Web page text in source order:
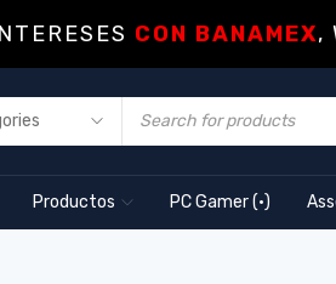
CON BANAMEX,
Productos PC Gamer (·)